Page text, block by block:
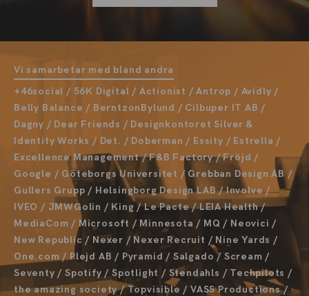
Vi samarbetar med bland andra
+46social / 56K Digital / Actionist / Antrop / Avidly /
Belly Balance / BerntzonBylund / Cilbuper IT AB /
Dagny / Dear Friends / Designkontoret Silver &
Identity Works / Det. / Doberman / Essity / Estrella /
Excellence Management / F&B Factory / Fröjd /
Google / Göteborgs Universitet / Grebban Design AB /
Gullers Grupp / Helsingborg Design LAB / Involve /
IVEO / JMWGolin / King / Le Pacte / LEIA Health /
MediaCom / Microsoft / Minnesota / MQ / Neovici /
New Republic / Nexer / Nexer Recruit / Nine Yards /
One.com / Plejd AB / Pyramid / Salgado / Scream /
Seventy / Spotify / Spotlight / Stendahls / Techpilots /
the amazing society / Topvisible / VASS Productions /